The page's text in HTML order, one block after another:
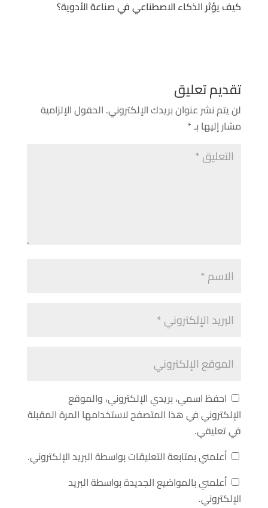
كيف يؤثر الذكاء الاصطناعي في صناعة الأدوية؟
تقديم تعليق
لن يتم نشر عنوان بريدك الإلكتروني. الحقول الإلزامية
مشار إليها بـ*
احفظ اسمي، بريدي الإلكتروني، والموقع
الإلكتروني في هذا المتصفح لاستخدامها المرة المقبلة
في تعليقي.
أعلمني بمتابعة التعليقات بواسطة البريد الإلكتروني.
أعلمني بالمواضيع الجديدة بواسطة البريد
الإلكتروني.